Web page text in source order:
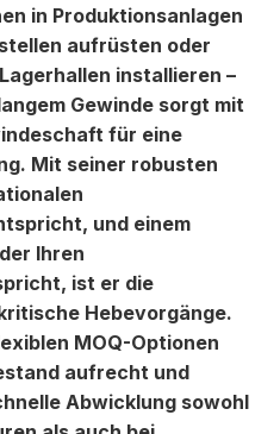
in Produktionsanlagen
aufrüsten oder
installieren –
Gewinde sorgt mit
für eine
Mit seiner robusten
und einem
Ihren
ist er die
Hebevorgänge.
MOQ-Optionen
aufrecht und
Abwicklung sowohl